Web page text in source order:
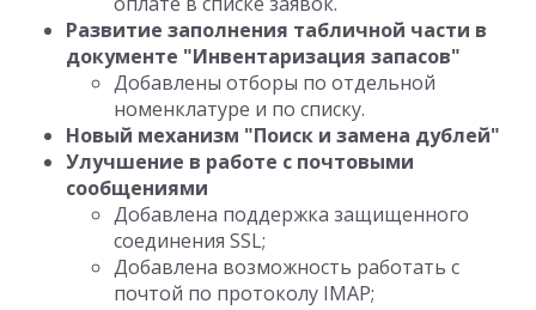
Развитие заполнения табличной части в
документе "Инвентаризация запасов"
Добавлены отборы по отдельной
номенклатуре и по списку.
Новый механизм "Поиск и замена дублей"
Улучшение в работе с почтовыми
сообщениями
Добавлена поддержка защищенного
соединения SSL;
Добавлена возможность работать с
почтой по протоколу IMAP;